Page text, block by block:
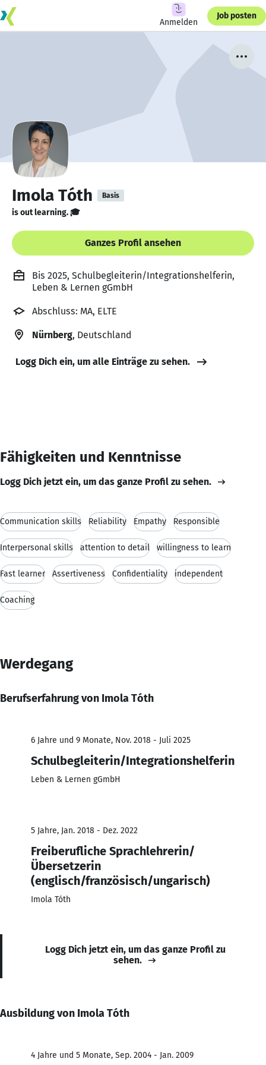
Anmelden
Job posten
Imola Tóth Basis
is out learning. 🎓
Ganzes Profil ansehen
Bis 2025, Schulbegleiterin/Integrationshelferin,
Leben & Lernen gGmbH
Abschluss: MA, ELTE
Nürnberg, Deutschland
Logg Dich ein, um alle Einträge zu sehen.
Fähigkeiten und Kenntnisse
Logg Dich jetzt ein, um das ganze Profil zu sehen.
Communication skills Reliability Empathy Responsible
Interpersonal skills attention to detail willingness to learn
Fast learner Assertiveness Confidentiality independent
Coaching
Werdegang
Berufserfahrung von Imola Tóth
6 Jahre und 9 Monate, Nov. 2018 - Juli 2025
Schulbegleiterin/Integrationshelferin
Leben & Lernen gGmbH
5 Jahre, Jan. 2018 - Dez. 2022
Freiberufliche Sprachlehrerin/
Übersetzerin
(englisch/französisch/ungarisch)
Imola Tóth
Logg Dich jetzt ein, um das ganze Profil zu
sehen.
Ausbildung von Imola Tóth
4 Jahre und 5 Monate, Sep. 2004 - Jan. 2009